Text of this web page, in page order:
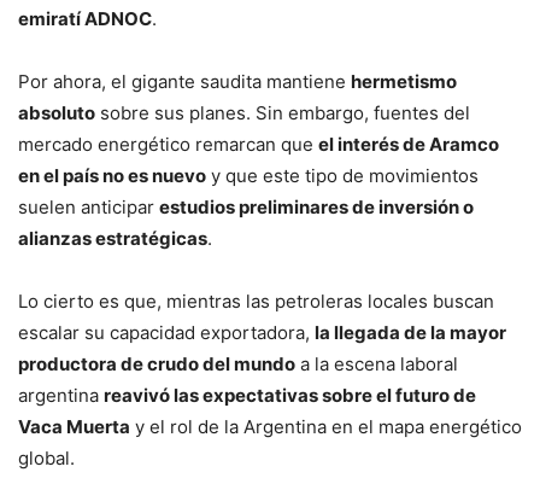
emiratí ADNOC.
Por ahora, el gigante saudita mantiene hermetismo
absoluto sobre sus planes. Sin embargo, fuentes del
mercado energético remarcan que el interés de Aramco
en el país no es nuevo y que este tipo de movimientos
suelen anticipar estudios preliminares de inversión o
alianzas estratégicas.
Lo cierto es que, mientras las petroleras locales buscan
escalar su capacidad exportadora, la llegada de la mayor
productora de crudo del mundo a la escena laboral
argentina reavivó las expectativas sobre el futuro de
Vaca Muerta y el rol de la Argentina en el mapa energético
global.